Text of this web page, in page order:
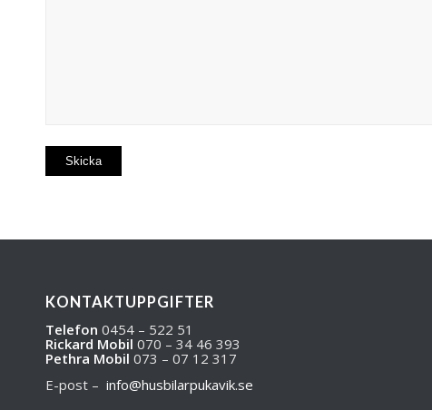
KONTAKTUPPGIFTER
Telefon 0454 – 522 51
Rickard Mobil 070 – 34 46 393
Pethra Mobil 073 – 07 12 317
E-post – info@husbilarpukavik.se